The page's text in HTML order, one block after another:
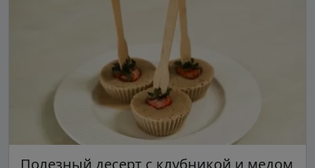
Полезный десерт с клубникой и медом